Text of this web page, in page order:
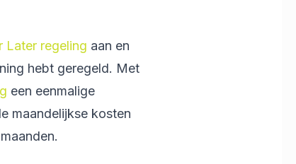
Later regeling aan en
hebt geregeld. Met
een eenmalige
maandelijkse kosten